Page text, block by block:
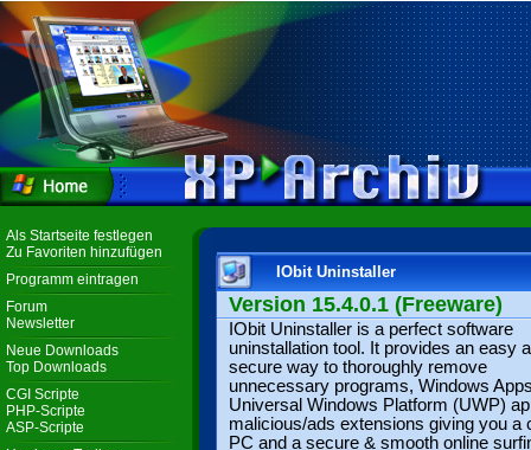
Als Startseite festlegen
Zu Favoriten hinzufügen
Programm eintragen
Forum
Newsletter
Neue Downloads
Top Downloads
CGI Scripte
PHP-Scripte
ASP-Scripte
IObit Uninstaller
Version 15.4.0.1 (Freeware)
IObit Uninstaller is a perfect software
uninstallation tool. It provides an easy
secure way to thoroughly remove
unnecessary programs, Windows
Universal Windows Platform (UWP)
malicious/ads extensions giving you a
PC and a secure & smooth online